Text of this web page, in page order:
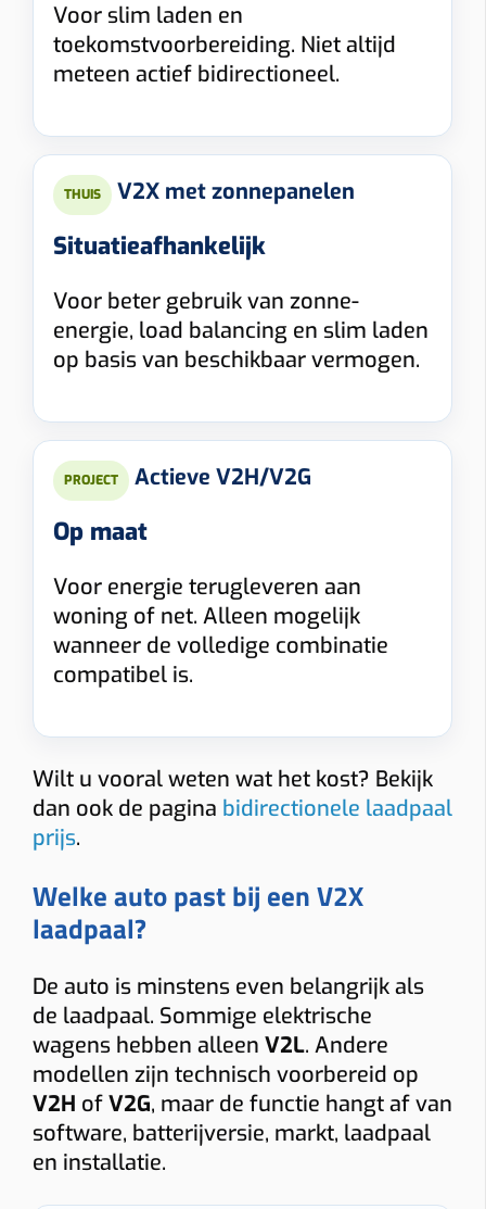
Voor slim laden en
toekomstvoorbereiding. Niet altijd
meteen actief bidirectioneel.
THUIS V2X met zonnepanelen
Situatieafhankelijk
Voor beter gebruik van zonne-
energie, load balancing en slim laden
op basis van beschikbaar vermogen.
PROJECT Actieve V2H/V2G
Op maat
Voor energie terugleveren aan
woning of net. Alleen mogelijk
wanneer de volledige combinatie
compatibel is.
Wilt u vooral weten wat het kost? Bekijk
dan ook de pagina bidirectionele laadpaal
prijs.
Welke auto past bij een V2X
laadpaal?
De auto is minstens even belangrijk als
de laadpaal. Sommige elektrische
wagens hebben alleen V2L. Andere
modellen zijn technisch voorbereid op
V2H ofV2G, maar de functie hangt af van
software, batterijversie, markt, laadpaal
en installatie.
Vraag uw vrijblijvende offerte op maat aan!
Doorgaans binnen 24 uur ontvangt u een voorstel met all-in prijs
voor de laadpaal die bij u past.
Thuis Zakelijk
Thuis: vaak 6% btw bij woning ≥10 jaar. Zakelijk: 21% btw.
Wand Paal
Afstand verdeelkast → laadpunt
≤ 5 m 5–10 m 10–15 m > 15 m tot 20 m
Load balancing
Ja Nee
Voorkomt dat de hoofdzekering uitvalt.
Meter